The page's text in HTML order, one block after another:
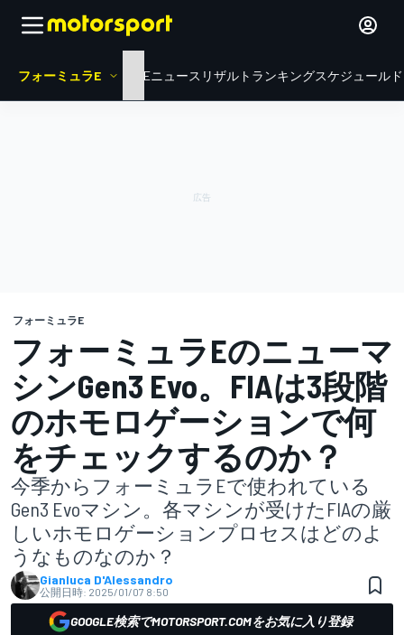
フォーミュラE HOMEニュース リザルト ランキングスケジュール
フォーミュラE
フォーミュラEのニューマ
シンGen3 Evo。FIAは3段階
のホモロゲーションで何
をチェックするのか？
今季からフォーミュラEで使われている
Gen3 Evoマシン。各マシンが受けたFIAの厳
しいホモロゲーションプロセスはどのよ
うなものなのか？
Gianluca D'Alessandro
公開日時: 2025/01/07 8:50
GOOGLE検索でMOTORSPORT.COMをお気に入り登録